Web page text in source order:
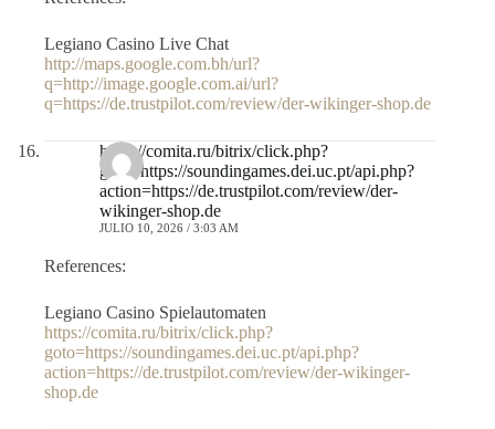
Legiano Casino Live Chat
http://maps.google.com.bh/url?
q=http://image.google.com.ai/url?
q=https://de.trustpilot.com/review/der-wikinger-shop.de
https://comita.ru/bitrix/click.php?
goto=https://soundingames.dei.uc.pt/api.php?
action=https://de.trustpilot.com/review/der-
wikinger-shop.de
JULIO 10, 2026 / 3:03 AM
References:
Legiano Casino Spielautomaten
https://comita.ru/bitrix/click.php?
goto=https://soundingames.dei.uc.pt/api.php?
action=https://de.trustpilot.com/review/der-wikinger-
shop.de